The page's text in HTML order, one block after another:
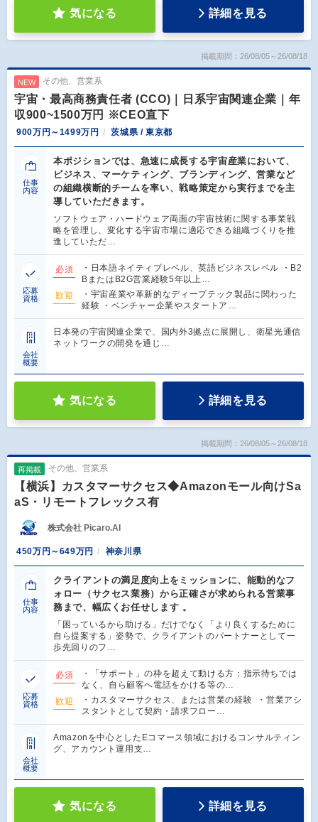
気になる 詳細を見る
掲載期間：26/08/05～26/08/18
NEW その他、営業系
宇宙・最高商務責任者 (CCO)｜日系宇宙関連企業｜年
収900~1500万円 ※CEO直下
900万円～1499万円 茨城県 / 東京都
仕事
内容
本ポジションでは、急速に成長する宇宙産業において、
ビジネス、マーケティング、ブランディング、営業など
の組織横断的チームを率い、戦略策定から実行までを主
導していただきます。
ソフトウェア・ハードウェア両面の宇宙技術に関する事業戦
略を管理し、変化する宇宙市場に適応できる組織づくりを推
進していただ…
応募
資格
必須
・日本語ネイティブレベル、英語ビジネスレベル ・B2
BまたはB2G営業経験5年以上…
歓迎
・宇宙産業や革新的なディープテック製品に関わった
経験 ・ベンチャー企業やスタートア…
会社
概要
日本発の宇宙関連企業で、国内外3拠点に展開し、衛星光通信
ネットワークの開発を通じ…
気になる 詳細を見る
掲載期間：26/08/05～26/08/18
再掲載 その他、営業系
【横浜】カスタマーサクセス◆Amazonモール向けSa
aS・リモートフレックス有
株式会社 Picaro.AI
450万円～649万円 神奈川県
仕事
内容
クライアントの満足度向上をミッションに、能動的なフ
ォロー（サクセス業務）から正確さが求められる営業事
務まで、幅広くお任せします 。
「困っているから助ける」だけでなく「より良くするために
自ら提案する」姿勢で、クライアントのパートナーとして一
歩先回りのフ…
応募
資格
必須
・「サポート」の枠を超えて動ける方：指示待ちでは
なく、自ら顧客へ電話をかける等の…
歓迎
・カスタマーサクセス、または営業の経験 ・営業アシ
スタントとして契約・請求フロー…
会社
概要
Amazonを中心としたEコマース領域におけるコンサルティン
グ、アカウント運用支…
気になる 詳細を見る